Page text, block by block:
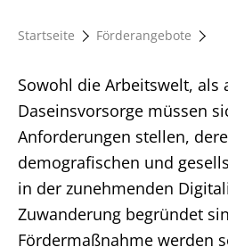
Startseite Förderangebote
Sowohl die Arbeitswelt, als
Daseinsvorsorge müssen
Anforderungen stellen,
demografischen und
in der zunehmenden
Zuwanderung begründet
Fördermaßnahme werden